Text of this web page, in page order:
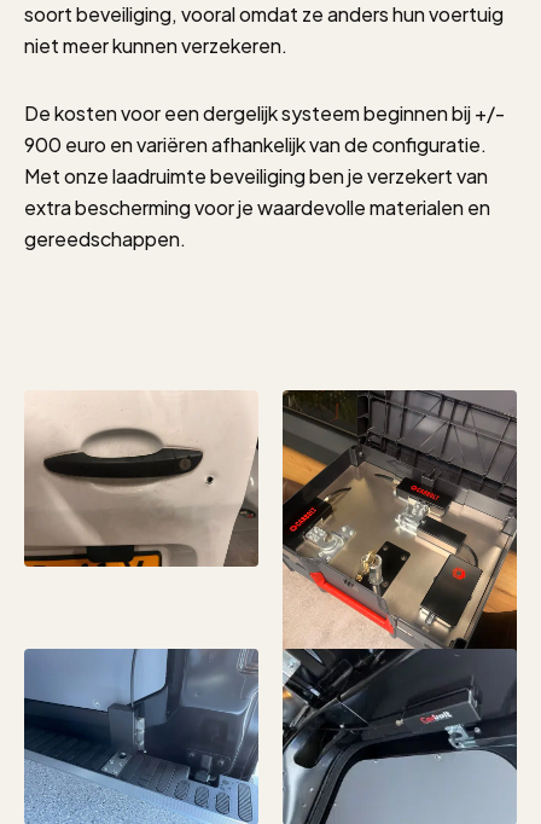
soort beveiliging, vooral omdat ze anders hun voertuig
niet meer kunnen verzekeren.
De kosten voor een dergelijk systeem beginnen bij +/-
900 euro en variëren afhankelijk van de configuratie.
Met onze laadruimte beveiliging ben je verzekert van
extra bescherming voor je waardevolle materialen en
gereedschappen.